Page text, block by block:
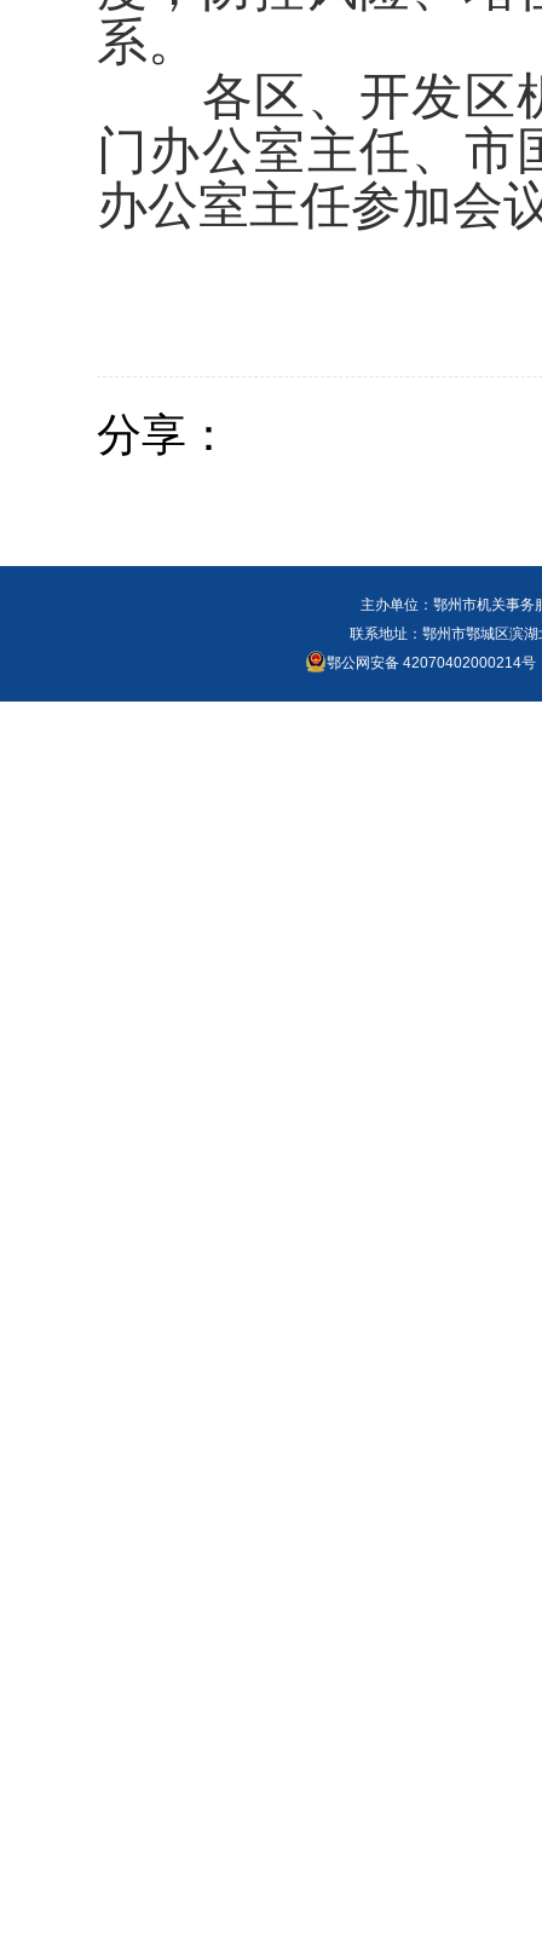
系。
各区、开发区
门办公室主任、市
办公室主任参加会
分享：
主办单位：鄂州市机关事
联系地址：鄂州市鄂城区滨
鄂公网安备 42070402000214号